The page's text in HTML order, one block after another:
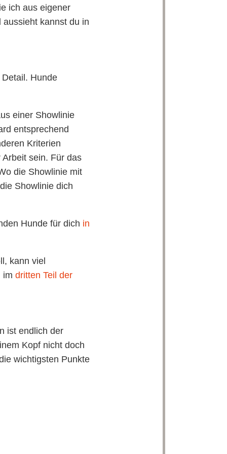
ich aus eigener
kannst du in
Hunde
einer Showlinie
entsprechend
Kriterien
sein. Für das
die Showlinie mit
Showlinie dich
Hunde für dich in
kann viel
im dritten Teil der
ist endlich der
Kopf nicht doch
wichtigsten Punkte